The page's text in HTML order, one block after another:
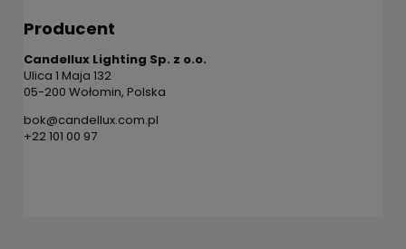
Producent
Candellux Lighting Sp. z o.o.
Ulica 1 Maja 132
05-200 Wołomin, Polska
bok@candellux.com.pl
+22 101 00 97